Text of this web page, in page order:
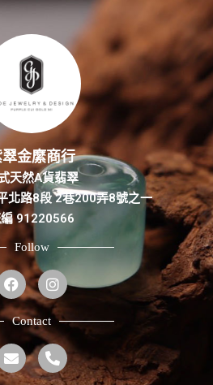
金縻商行
天然A貨翡翠
北路8段 2巷200弄8號之一
91220566
Follow
Contact